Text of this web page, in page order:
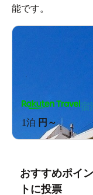
能です。
1泊 円～
宿
おすすめポイン
トに投票